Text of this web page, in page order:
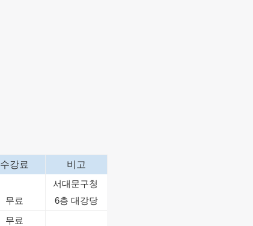
수강료 비고
무료
서대문구청
6층 대강당
무료